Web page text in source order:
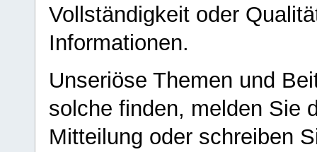
Vollständigkeit oder
Informationen.
Unseriöse Themen und
solche finden, melden Sie
Mitteilung oder schreiben